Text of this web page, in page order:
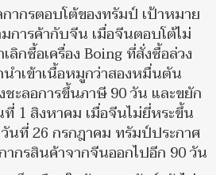
ากรตอบโต้ของทรัมป์ เป้าหมาย
การค้ากับจีน เมื่อจีนตอบโต้ไม่
ลิกซื้อเครื่อง Boing ที่สั่งซื้อล่วง
ำเข้าเนื้อหมูกว่าสองหมื่นตัน
ะลอการขึ้นภาษี 90 วัน และขยัก
ที่ 1 สิงหาคม เมื่อจีนไม่ยี่หระขึ้น
นที่ 26 กรกฎาคม ทรัมป์ประกาศ
ากรสินค้าจากจีนออกไปอีก 90 วัน